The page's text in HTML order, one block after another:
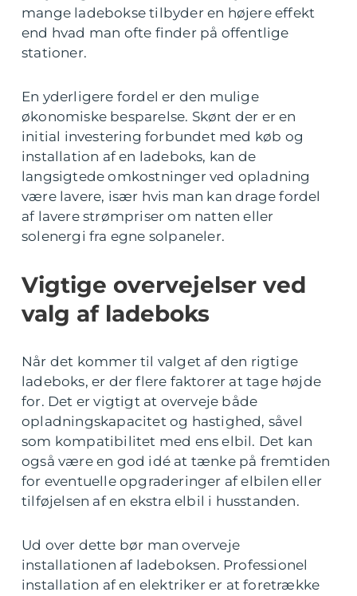
mange ladebokse tilbyder en højere effekt
end hvad man ofte finder på offentlige
stationer.
En yderligere fordel er den mulige
økonomiske besparelse. Skønt der er en
initial investering forbundet med køb og
installation af en ladeboks, kan de
langsigtede omkostninger ved opladning
være lavere, især hvis man kan drage fordel
af lavere strømpriser om natten eller
solenergi fra egne solpaneler.
Vigtige overvejelser ved
valg af ladeboks
Når det kommer til valget af den rigtige
ladeboks, er der flere faktorer at tage højde
for. Det er vigtigt at overveje både
opladningskapacitet og hastighed, såvel
som kompatibilitet med ens elbil. Det kan
også være en god idé at tænke på fremtiden
for eventuelle opgraderinger af elbilen eller
tilføjelsen af en ekstra elbil i husstanden.
Ud over dette bør man overveje
installationen af ladeboksen. Professionel
installation af en elektriker er at foretrække